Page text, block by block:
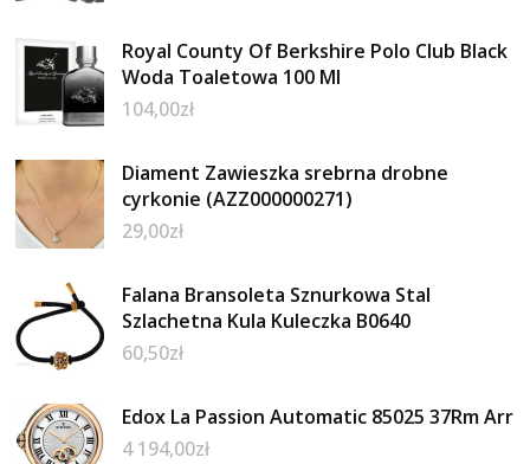
Royal County Of Berkshire Polo Club Black
Woda Toaletowa 100 Ml
104,00zł
Diament Zawieszka srebrna drobne
cyrkonie (AZZ000000271)
29,00zł
Falana Bransoleta Sznurkowa Stal
Szlachetna Kula Kuleczka B0640
60,50zł
Edox La Passion Automatic 85025 37Rm Arr
4 194,00zł